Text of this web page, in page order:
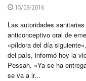
15/09/2016
Las autoridades
anticonceptivo oral de
«píldora del día
del país, informó hoy la
Pessah. «Ya se ha
se va a ir...